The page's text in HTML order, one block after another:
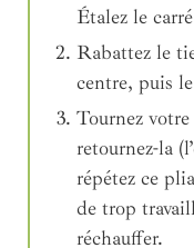
Étalez le
Rabattez le
centre, puis
Tournez
retournez-la
répétez ce
de trop
réchauffer.